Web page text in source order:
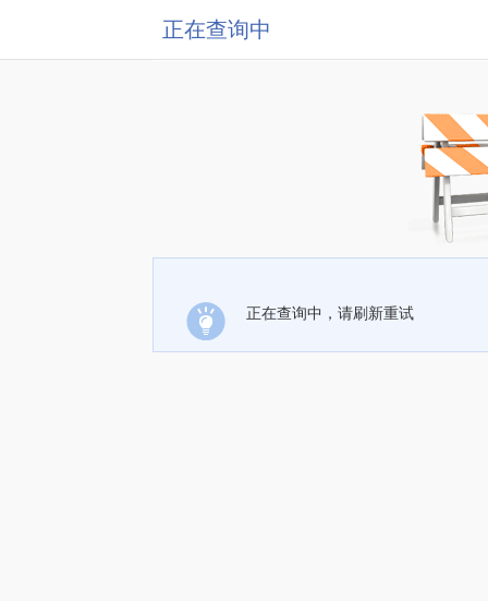
正在查询中
正在查询中，请刷新重试